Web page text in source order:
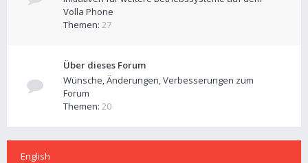
Volla Phone
Themen: 27
Über dieses Forum
Wünsche, Änderungen, Verbesserungen zum
Forum
Themen: 20
English